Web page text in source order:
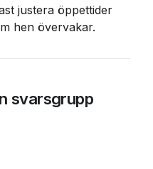
justera öppettider
hen övervakar.
svarsgrupp